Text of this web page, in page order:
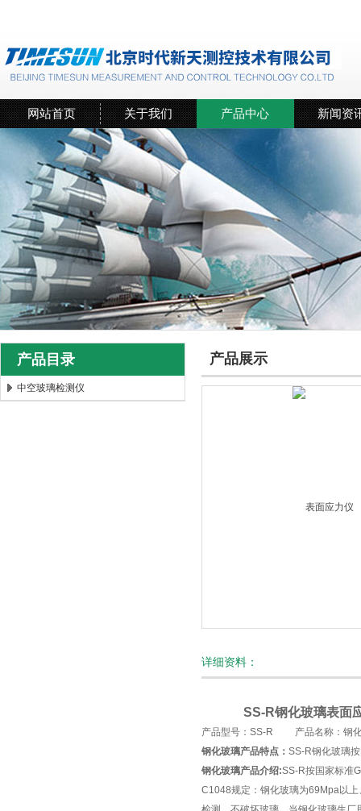
网站首页 关于我们 产品中心 新闻资
产品目录
中空玻璃检测仪
产品展示
详细资料：
SS-R钢化玻璃表面
产品型号：SS-R 产品名称：钢化
钢化玻璃产品特点： SS-R钢化玻璃
钢化玻璃产品介绍:SS-R按国家标准
C1048规定：钢化玻璃为69Mpa以